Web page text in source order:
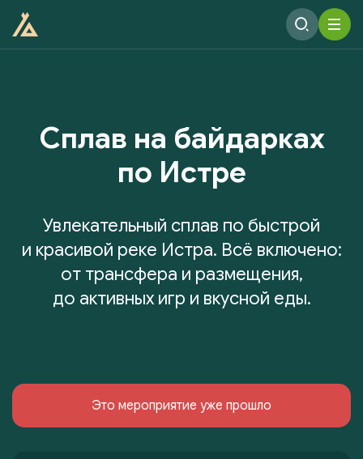
Сплав на байдарках
по Истре
Увлекательный сплав по быстрой
и красивой реке Истра. Всё включено:
от трансфера и размещения,
до активных игр и вкусной еды.
Это мероприятие уже прошло